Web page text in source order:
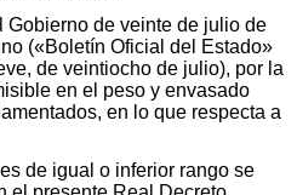
de veinte de julio de
(«Boletín Oficial del Estado»
de veintiocho de julio), por la
en el peso y envasado
en lo que respecta a
de igual o inferior rango se